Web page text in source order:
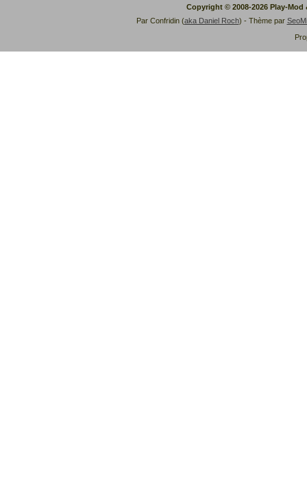
Copyright © 2008-2026 Play-
Par Confridin (aka Daniel Roch) - Thème par